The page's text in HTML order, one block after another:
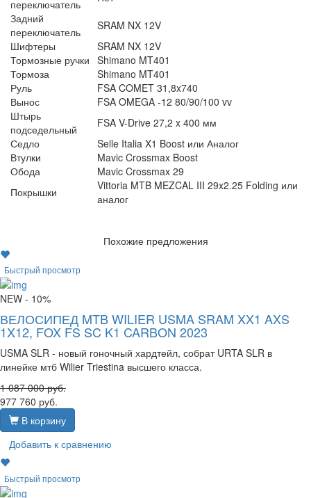
переключатель
Задний
переключатель
SRAM NX 12V
Шифтеры
SRAM NX 12V
Тормозные ручки Shimano MT401
Тормоза
Shimano MT401
Руль
FSA COMET 31,8x740
Вынос
FSA OMEGA -12 80/90/100 vv
Штырь
подседельный
FSA V-Drive 27,2 x 400 мм
Седло
Selle Italia X1 Boost или Аналог
Втулки
Mavic Crossmax Boost
Обода
Mavic Crossmax 29
Покрышки
Vittoria MTB MEZCAL III 29x2.25 Folding или
аналог
Похожие предложения
Быстрый просмотр
NEW - 10%
ВЕЛОСИПЕД MTB WILIER USMA SRAM XX1 AXS
1X12, FOX FS SC K1 CARBON 2023
USMA SLR - новый гоночный хардтейл, собрат URTA SLR в
линейке мтб Wilier Triestina высшего класса.
1 087 000руб.
977 760 руб.
В корзину
Добавить к сравнению
Быстрый просмотр